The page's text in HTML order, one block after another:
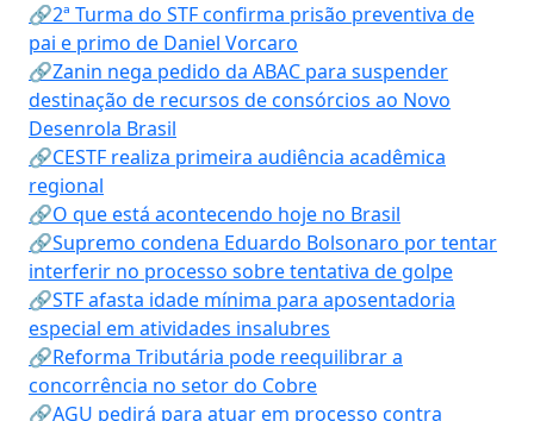
🔗2ª Turma do STF confirma prisão preventiva de
pai e primo de Daniel Vorcaro
🔗Zanin nega pedido da ABAC para suspender
destinação de recursos de consórcios ao Novo
Desenrola Brasil
🔗CESTF realiza primeira audiência acadêmica
regional
🔗O que está acontecendo hoje no Brasil
🔗Supremo condena Eduardo Bolsonaro por tentar
interferir no processo sobre tentativa de golpe
🔗STF afasta idade mínima para aposentadoria
especial em atividades insalubres
🔗Reforma Tributária pode reequilibrar a
concorrência no setor do Cobre
🔗AGU pedirá para atuar em processo contra